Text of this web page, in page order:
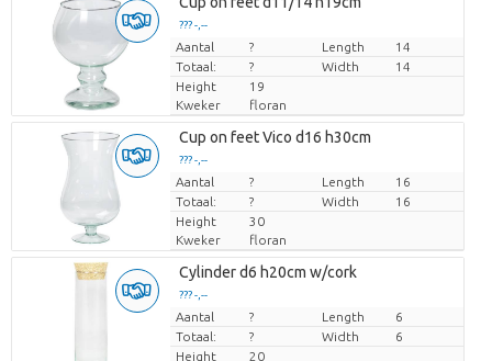
??? -,--
Prijs per stuk
Aantal ? Length
14
Totaal:
? Width
14
Height
19
Kweker
floran
Cup on feet Vico d16 h30cm
??? -,--
Prijs per stuk
Aantal ? Length
16
Totaal:
? Width
16
Height
30
Kweker
floran
Cylinder d6 h20cm w/cork
??? -,--
Prijs per stuk
Aantal ? Length
6
Totaal:
? Width
6
Height
20